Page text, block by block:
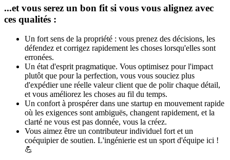
...et vous serez un bon fit si vous vous alignez avec
ces qualités :
Un fort sens de la propriété : vous prenez des décisions, les
défendez et corrigez rapidement les choses lorsqu'elles sont
erronées.
Un état d'esprit pragmatique. Vous optimisez pour l'impact
plutôt que pour la perfection, vous vous souciez plus
d'expédier une réelle valeur client que de polir chaque détail,
et vous améliorez les choses au fil du temps.
Un confort à prospérer dans une startup en mouvement rapide
où les exigences sont ambiguës, changent rapidement, et la
clarté ne vous est pas donnée, vous la créez.
Vous aimez être un contributeur individuel fort et un
coéquipier de soutien. L'ingénierie est un sport d'équipe ici !
💪